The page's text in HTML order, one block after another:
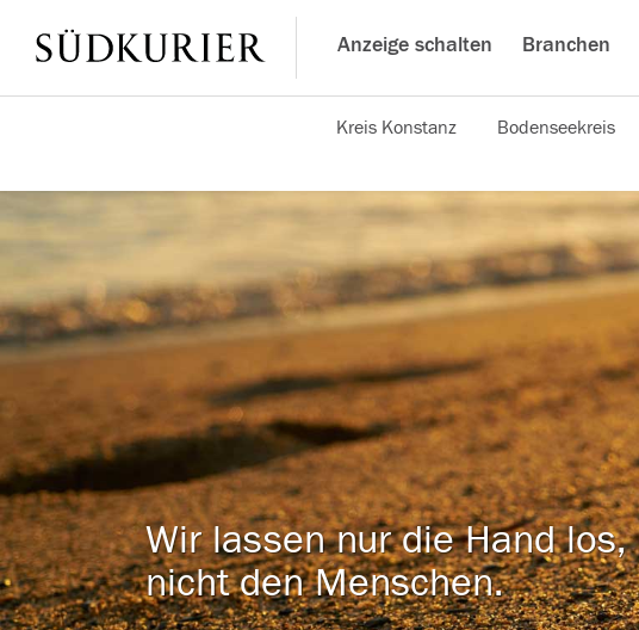
Anzeige schalten Branchen
Kreis Konstanz Bodenseekreis
Wir lassen nur die Hand los,
nicht den Menschen.